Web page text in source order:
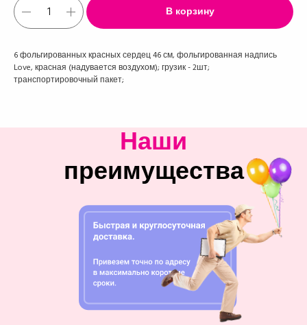
В корзину
6 фольгированных красных сердец 46 см, фольгированная надпись
Love, красная (надувается воздухом); грузик - 2шт;
транспортировочный пакет;
Наши
преимущества